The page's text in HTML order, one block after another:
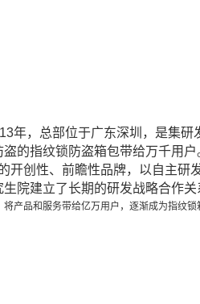
年，总部位于广东深圳，是集
的指纹锁防盗箱包带给万千用户
开创性、前瞻性品牌，以自主
院建立了长期的研发战略合作
产品和服务带给亿万用户，逐渐成为指纹锁